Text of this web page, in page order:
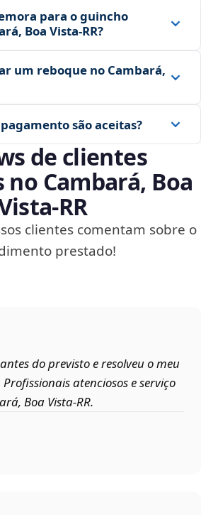
para o guincho
Boa Vista‑RR?
um reboque no Cambará,
são aceitas?
de clientes
Cambará, Boa
clientes comentam sobre o
prestado!
do previsto e resolveu o meu
atenciosos e serviço
Boa Vista‑RR.